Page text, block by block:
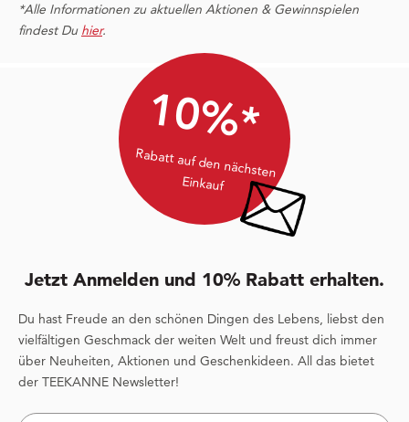
*Alle Informationen zu aktuellen Aktionen & Gewinnspielen
findest Du hier.
10%*
Rabatt auf den nächsten
Einkauf
Jetzt Anmelden und 10% Rabatt erhalten.
Du hast Freude an den schönen Dingen des Lebens, liebst den
vielfältigen Geschmack der weiten Welt und freust dich immer
über Neuheiten, Aktionen und Geschenkideen. All das bietet
der TEEKANNE Newsletter!